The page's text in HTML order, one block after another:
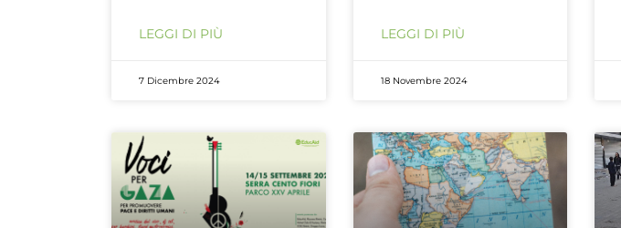
LEGGI DI PIÙ
7 Dicembre 2024
LEGGI DI PIÙ
18 Novembre 2024